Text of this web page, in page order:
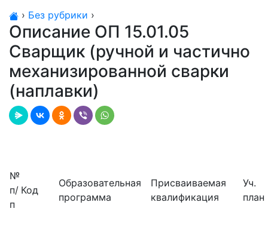
› Без рубрики ›
Описание ОП 15.01.05
Сварщик (ручной и частично
механизированной сварки
(наплавки)
№
п/
п
Код
Образовательная
программа
Присваиваемая
квалификация
Уч.
план